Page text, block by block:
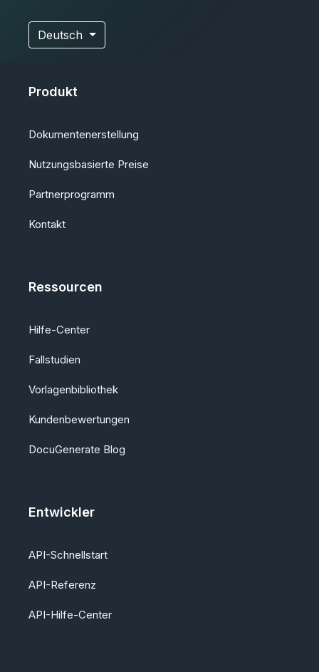
Deutsch
Produkt
Dokumentenerstellung
Nutzungsbasierte Preise
Partnerprogramm
Kontakt
Ressourcen
Hilfe-Center
Fallstudien
Vorlagenbibliothek
Kundenbewertungen
DocuGenerate Blog
Entwickler
API-Schnellstart
API-Referenz
API-Hilfe-Center